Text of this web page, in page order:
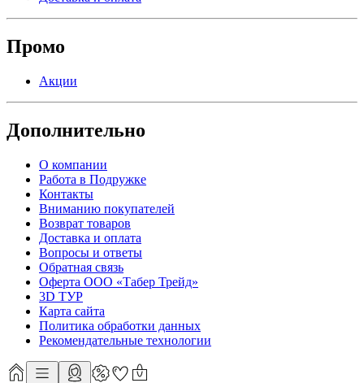
Промо
Акции
Дополнительно
О компании
Работа в Подружке
Контакты
Вниманию покупателей
Возврат товаров
Доставка и оплата
Вопросы и ответы
Обратная связь
Оферта ООО «Табер Трейд»
3D ТУР
Карта сайта
Политика обработки данных
Рекомендательные технологии